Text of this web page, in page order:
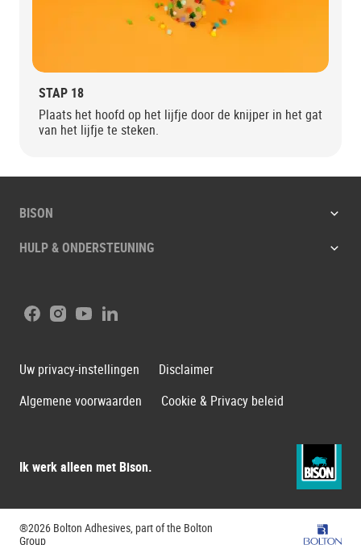
STAP 18
Plaats het hoofd op het lijfje door de knijper in het gat
van het lijfje te steken.
BISON
HULP & ONDERSTEUNING
Ik werk alleen met Bison.
Facebook
Instagram
YoutubeLinkedIn
Uw privacy-instellingen
Disclaimer
Algemene voorwaarden
Cookie & Privacy beleid
®2026 Bolton Adhesives, part of the Bolton
Group
Bolton